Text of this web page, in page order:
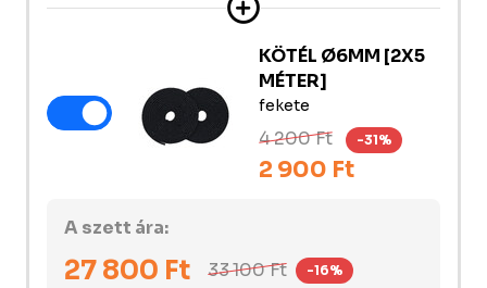
KÖTÉL Ø6MM [2X5
MÉTER]
fekete
4 200 Ft -31%
2 900 Ft
A szett ára:
27 800 Ft 33 100Ft -16%